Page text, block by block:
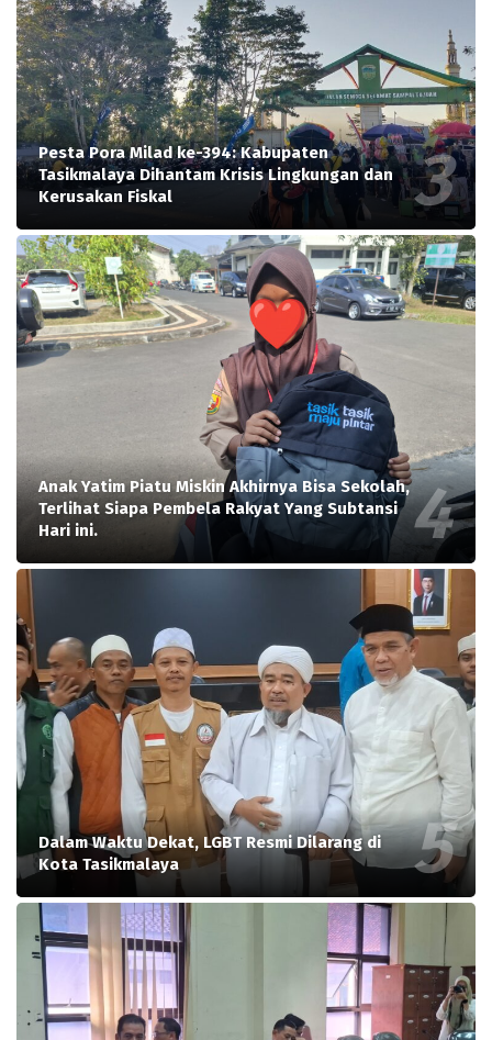
Pesta Pora Milad ke-394: Kabupaten
Tasikmalaya Dihantam Krisis Lingkungan dan
Kerusakan Fiskal
Anak Yatim Piatu Miskin Akhirnya Bisa Sekolah,
Terlihat Siapa Pembela Rakyat Yang Subtansi
Hari ini.
Dalam Waktu Dekat, LGBT Resmi Dilarang di
Kota Tasikmalaya